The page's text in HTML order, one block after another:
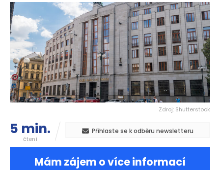
Zdroj: Shutterstock
5 min.
čtení
Přihlaste se k odběru newsletteru
Mám zájem o více informací